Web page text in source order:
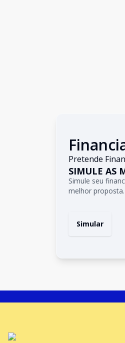
Pretende
SIMULE AS
Simule seu
melhor proposta.
Simular